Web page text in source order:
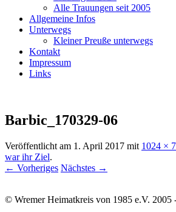
Alle Trauungen seit 2005
Allgemeine Infos
Unterwegs
Kleiner Preuße unterwegs
Kontakt
Impressum
Links
Barbic_170329-06
Veröffentlicht am 1. April 2017 mit 1024 ×
war ihr Ziel.
← Vorheriges Nächstes →
© Wremer Heimatkreis von 1985 e.V. 2005